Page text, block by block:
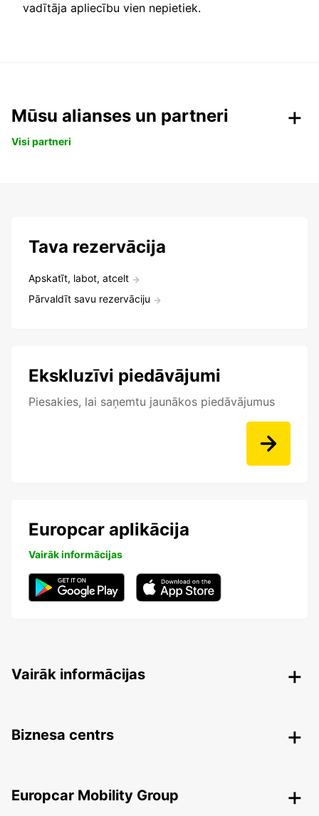
vadītāja apliecību vien nepietiek.
Mūsu alianses un partneri
Visi partneri
Tava rezervācija
Apskatīt, labot, atcelt
Pārvaldīt savu rezervāciju
Ekskluzīvi piedāvājumi
Piesakies, lai saņemtu jaunākos piedāvājumus
Europcar aplikācija
Vairāk informācijas
Vairāk informācijas
Biznesa centrs
Europcar Mobility Group